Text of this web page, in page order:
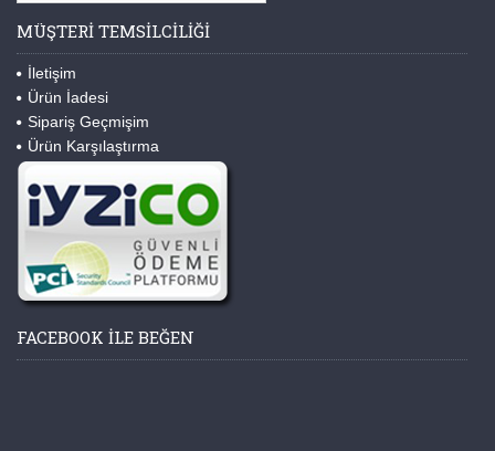
MÜŞTERI TEMSILCILIĞI
İletişim
Ürün İadesi
Sipariş Geçmişim
Ürün Karşılaştırma
FACEBOOK ILE BEĞEN